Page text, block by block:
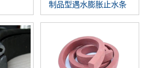
制品型遇水膨胀止水条